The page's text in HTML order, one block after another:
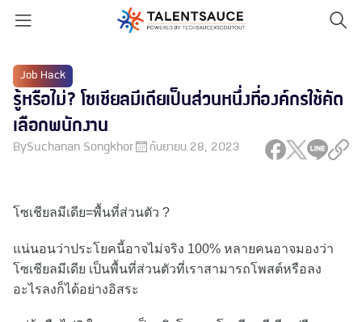
Job Hack
รู้หรือไม่? โซเชียลมีเดียเป็นส่วนหนึ่งที่องค์กรใช้คัด
เลือกพนักงาน
BySuchanan Songkhor กันยายน 28, 2023
โซเชียลมีเดีย=พื้นที่ส่วนตัว ?
แน่นอนว่าประโยคนี้อาจไม่จริง 100% หลายคนอาจมองว่า
โซเชียลมีเดีย เป็นพื้นที่ส่วนตัวที่เราสามารถโพสต์หรือลง
อะไรลงก็ได้อย่างอิสระ